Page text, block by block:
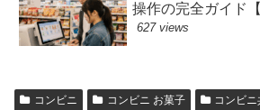
操作の完全ガイド
627 views
コンビニ コンビニ お菓子 コンビニ